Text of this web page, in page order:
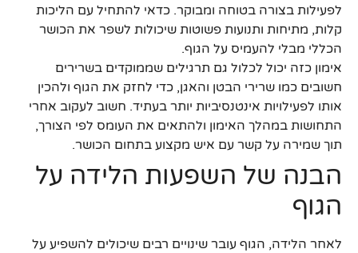
לפעילות בצורה בטוחה ומבוקר. כדאי להתחיל עם הליכות
קלות, מתיחות ותנועות פשוטות שיכולות לשפר את הכושר
הכללי מבלי להעמיס על הגוף.
אימון כזה יכול לכלול גם תרגילים שממוקדים בשרירים
חשובים כמו שרירי הבטן והאגן, כדי לחזק את הגוף ולהכין
אותו לפעילויות אינטנסיביות יותר בעתיד. חשוב לעקוב אחרי
התחושות במהלך האימון ולהתאים את העומס לפי הצורך,
תוך שמירה על קשר עם איש מקצוע בתחום הכושר.
הבנה של השפעות הלידה על
הגוף
לאחר הלידה, הגוף עובר שינויים רבים שיכולים להשפיע על